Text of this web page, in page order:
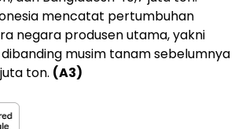
mencatat pertumbuhan
negara produsen utama, yakni
dibanding musim tanam sebelumnya
ton. (A3)